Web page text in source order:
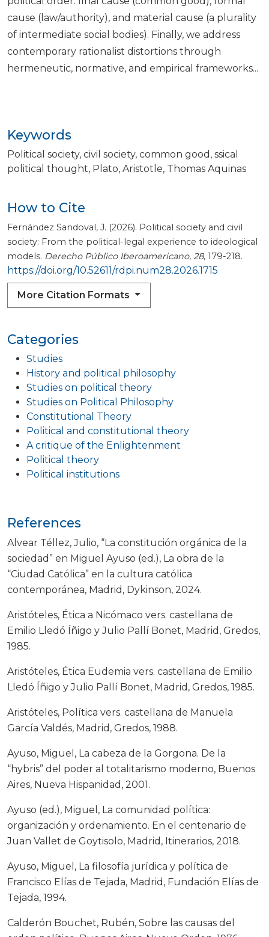
Keywords
Political society civil society common good ssical
political thought Plato Aristotle Thomas Aquinas
Categories
Studies
History and political philosophy
Studies on political theory
Studies on Political Philosophy
Constitutional Theory
Political and constitutional theory
A critique of the Enlightenment
Political theory
Political institutions
How to Cite
Fernández Sandoval, J. (2026). Political society and civil
society: From the political-legal experience to ideological
models. Derecho Público Iberoamericano, 28, 179-218.
https://doi.org/10.52611/rdpi.num28.2026.1715
More Citation Formats
cause (law/authority), and material cause (a plurality
of intermediate social bodies). Finally, we address
contemporary rationalist distortions through
hermeneutic, normative, and empirical frameworks...
References
Alvear Téllez, Julio, “La constitución orgánica de la
sociedad” en Miguel Ayuso (ed.), La obra de la
“Ciudad Católica” en la cultura católica
contemporánea, Madrid, Dykinson, 2024.
Aristóteles, Ética a Nicómaco vers. castellana de
Emilio Lledó Íñigo y Julio Pallí Bonet, Madrid, Gredos,
1985.
Aristóteles, Ética Eudemia vers. castellana de Emilio
Lledó Íñigo y Julio Pallí Bonet, Madrid, Gredos, 1985.
Aristóteles, Política vers. castellana de Manuela
García Valdés, Madrid, Gredos, 1988.
Ayuso, Miguel, La cabeza de la Gorgona. De la
“hybris” del poder al totalitarismo moderno, Buenos
Aires, Nueva Hispanidad, 2001.
Ayuso (ed.), Miguel, La comunidad política:
organización y ordenamiento. En el centenario de
Juan Vallet de Goytisolo, Madrid, Itinerarios, 2018.
Ayuso, Miguel, La filosofía jurídica y política de
Francisco Elías de Tejada, Madrid, Fundación Elías de
Tejada, 1994.
Calderón Bouchet, Rubén, Sobre las causas del